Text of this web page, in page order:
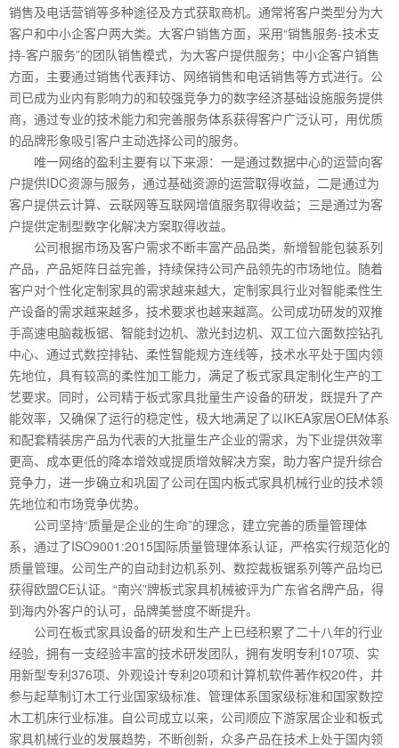
销售及电话营销等多种途径及方式获取商机。通常将客户类型分为大
客户和中小企客户两大类。大客户销售方面，采用“销售服务-技术支
持-客户服务”的团队销售模式，为大客户提供服务；中小企客户销售
方面，主要通过销售代表拜访、网络销售和电话销售等方式进行。公
司已成为业内有影响力的和较强竞争力的数字经济基础设施服务提供
商，通过专业的技术能力和完善服务体系获得客户广泛认可，用优质
的品牌形象吸引客户主动选择公司的服务。
唯一网络的盈利主要有以下来源：一是通过数据中心的运营向客
户提供IDC资源与服务，通过基础资源的运营取得收益，二是通过为
客户提供云计算、云联网等互联网增值服务取得收益；三是通过为客
户提供定制型数字化解决方案取得收益。
公司根据市场及客户需求不断丰富产品品类，新增智能包装系列
产品，产品矩阵日益完善，持续保持公司产品领先的市场地位。随着
客户对个性化定制家具的需求越来越大，定制家具行业对智能柔性生
产设备的需求越来越多，技术要求也越来越高。公司成功研发的双推
手高速电脑裁板锯、智能封边机、激光封边机、双工位六面数控钻孔
中心、通过式数控排钻、柔性智能规方连线等，技术水平处于国内领
先地位，具有较高的柔性加工能力，满足了板式家具定制化生产的工
艺要求。同时，公司精于板式家具批量生产设备的研发，既提升了产
能效率，又确保了运行的稳定性，极大地满足了以IKEA家居OEM体系
和配套精装房产品为代表的大批量生产企业的需求，为下业提供效率
更高、成本更低的降本增效或提质增效解决方案，助力客户提升综合
竞争力，进一步确立和巩固了公司在国内板式家具机械行业的技术领
先地位和市场竞争优势。
公司坚持“质量是企业的生命”的理念，建立完善的质量管理体
系，通过了ISO9001:2015国际质量管理体系认证，严格实行规范化的
质量管理。公司生产的自动封边机系列、数控裁板锯系列等产品均已
获得欧盟CE认证。“南兴”牌板式家具机械被评为广东省名牌产品，得
到海内外客户的认可，品牌美誉度不断提升。
公司在板式家具设备的研发和生产上已经积累了二十八年的行业
经验，拥有一支经验丰富的技术研发团队，拥有发明专利107项、实
用新型专利376项、外观设计专利20项和计算机软件著作权20件，并
参与起草制订木工行业国家级标准、管理体系国家级标准和国家数控
木工机床行业标准。自公司成立以来，公司顺应下游家居企业和板式
家具机械行业的发展趋势，不断创新，众多产品在技术上处于国内领